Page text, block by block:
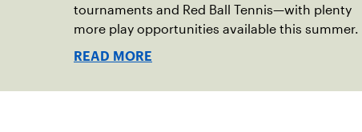
tournaments and Red Ball Tennis—with plenty
more play opportunities available this summer.
READ MORE